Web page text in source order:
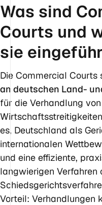
Was sind
Courts und
sie
Die Commercial Courts
an deutschen Land-
für die Verhandlung
es, Deutschland als
internationalen
und eine effiziente,
langwierigen Verfahren
Vorteil: Verhandlungen